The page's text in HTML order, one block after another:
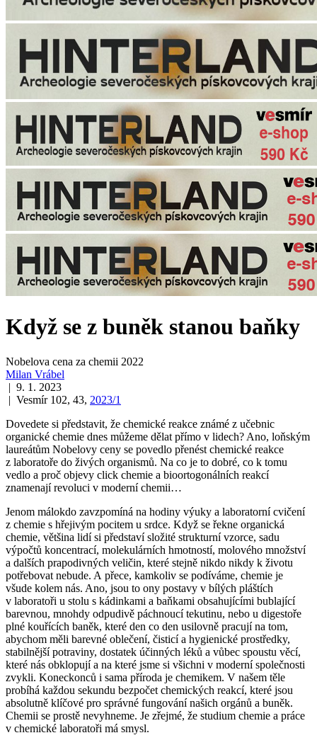
Když se z buněk stanou baňky
Nobelova cena za chemii 2022
Milan Vrábel
| 9. 1. 2023
| Vesmír 102, 43, 2023/1
Dovedete si představit, že chemické reakce známé z učebnic
organické chemie dnes můžeme dělat přímo v lidech? Ano, loňským
laureátům Nobelovy ceny se povedlo přenést chemické reakce
z laboratoře do živých organismů. Na co je to dobré, co k tomu
vedlo a proč objevy click chemie a bioortogonálních reakcí
znamenají revoluci v moderní chemii…
Jenom málokdo zavzpomíná na hodiny výuky a laboratorní cvičení
z chemie s hřejivým pocitem u srdce. Když se řekne organická
chemie, většina lidí si představí složité strukturní vzorce, sadu
výpočtů koncentrací, molekulárních hmotností, molového množství
a dalších prapodivných veličin, které stejně nikdo nikdy k životu
potřebovat nebude. A přece, kamkoliv se podíváme, chemie je
všude kolem nás. Ano, jsou to ony postavy v bílých pláštích
v laboratoři u stolu s kádinkami a baňkami obsahujícími bublající
barevnou, mnohdy odpudivě páchnoucí tekutinu, nebo u digestoře
plné kouřících baněk, které den co den usilovně pracují na tom,
abychom měli barevné oblečení, čisticí a hygienické prostředky,
stabilnější potraviny, dostatek účinných léků a vůbec spoustu věcí,
které nás obklopují a na které jsme si všichni v moderní společnosti
zvykli. Koneckonců i sama příroda je chemikem. V našem těle
probíhá každou sekundu bezpočet chemických reakcí, které jsou
absolutně klíčové pro správné fungování našich orgánů a buněk.
Chemii se prostě nevyhneme. Je zřejmé, že studium chemie a práce
v chemické laboratoři má smysl.